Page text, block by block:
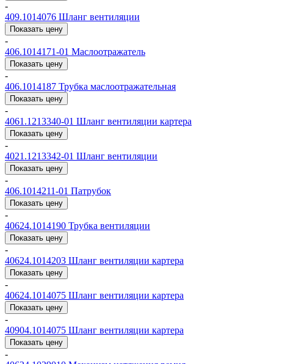
-
409.1014076 Шланг вентиляции
Показать цену
-
406.1014171-01 Маслоотражатель
Показать цену
-
406.1014187 Трубка маслоотражательная
Показать цену
-
4061.1213340-01 Шланг вентиляции картера
Показать цену
-
4021.1213342-01 Шланг вентиляции
Показать цену
-
406.1014211-01 Патрубок
Показать цену
-
40624.1014190 Трубка вентиляции
Показать цену
-
40624.1014203 Шланг вентиляции картера
Показать цену
-
40624.1014075 Шланг вентиляции картера
Показать цену
-
40904.1014075 Шланг вентиляции картера
Показать цену
-